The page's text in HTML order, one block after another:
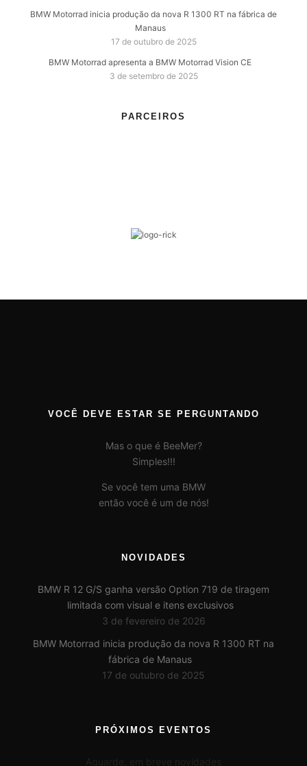
BMW Motorrad inicia produção da nova R 1300 RT na fábrica de
Manaus
17 de outubro de 2025
BMW Motorrad apresenta a BMW Motorrad Vision CE
3 de setembro de 2025
PARCEIROS
VOCÊ DEVE ESTAR SE PERGUNTANDO
Mas o que é BeeMer?
Simples!!!
Se você tem uma BMW
então você é um de nós!
NOVIDADES
BMW R 12 G/S ganha versão Option 719 de tiragem
limitada com visual e itens exclusivos
3 de fevereiro de 2026
BMW Motorrad inicia produção da nova R 1300 RT na
fábrica de Manaus
17 de outubro de 2025
PRÓXIMOS EVENTOS